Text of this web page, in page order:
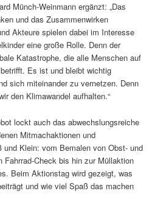
Münch-Weinmann ergänzt: „Das
und das Zusammenwirken
Akteure spielen dabei im Interesse
eine große Rolle. Denn der
Katastrophe, die alle Menschen auf
Es ist und bleibt wichtig
sich miteinander zu vernetzen. Denn
den Klimawandel aufhalten.“
lockt auch das abwechslungsreiche
Mitmachaktionen und
und Klein: vom Bemalen von Obst- und
Fahrrad-Check bis hin zur Müllaktion
Beim Aktionstag wird gezeigt, was
und wie viel Spaß das machen